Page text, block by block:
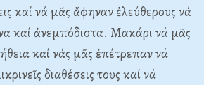
καί νά μᾶς ἄφηναν ἐλεύθερους νά
καί ἀνεμπόδιστα. Mακάρι νά μᾶς
καί νάς μᾶς ἐπέτρεπαν νά
διαθέσεις τους καί νά